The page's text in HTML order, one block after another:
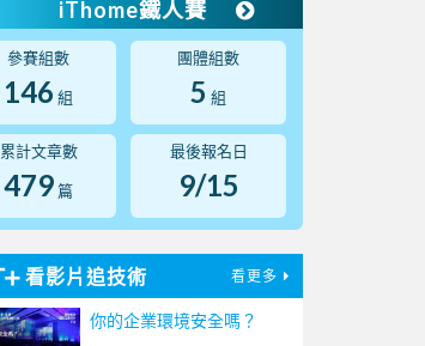
iThome鐵人賽
參賽組數
146 組
團體組數
5 組
累計文章數
479 篇
最後報名日
9/15
看影片追技術 看更多
你的企業環境安全嗎？